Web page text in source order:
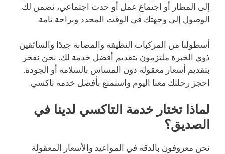
إلى المطار أو اجتماع عمل أو حدث اجتماعي، نضمن لك
الوصول إلى وجهتك في الوقت المحدد وبراحة تامة.
أسطولنا من المركبات النظيفة والمصانة جيدًا والسائقين
ذوي الخبرة ملتزمون بتقديم أفضل خدمة لك. نحن نفخر
بتقديم أسعار معقولة دون المساس بالسلامة أو الجودة.
احجز رحلتك معنا اليوم واستمتع بأفضل خدمة تاكسي.
لماذا تختار خدمة التاكسي لدينا في
الصديق؟
نحن معروفون بالدقة في المواعيد والأسعار المعقولة